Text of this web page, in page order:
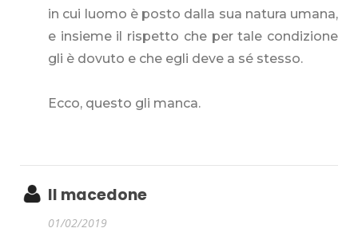
in cui luomo è posto dalla sua natura umana,
e insieme il rispetto che per tale condizione
gli è dovuto e che egli deve a sé stesso.
Ecco, questo gli manca.
Il macedone
01/02/2019